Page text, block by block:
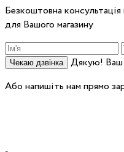
Безкоштовна
для Вашого магазину
Чекаю дзвінка
Дякую! Ваш
Або напишіть нам прямо